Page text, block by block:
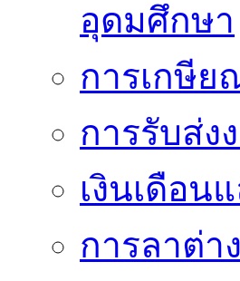
อุดมศึกษา
การเกษี
การรับส่ง
เงินเดือน
การลาต่า